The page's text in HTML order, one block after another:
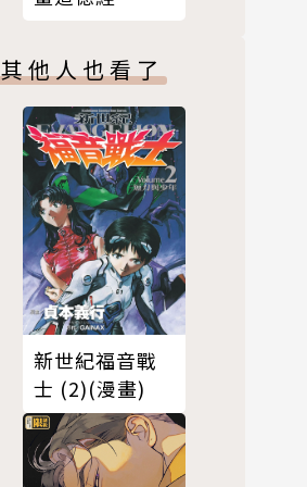
其他人也看了
新世紀福音戰
士 (2)(漫畫)